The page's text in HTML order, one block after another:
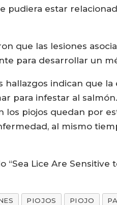
pudiera estar
que las lesiones
para desarrollar un
hallazgos indican que
para infestar al
los piojos quedan por
al mismo
Lice Are Sensitive
PIOJOS PIOJO